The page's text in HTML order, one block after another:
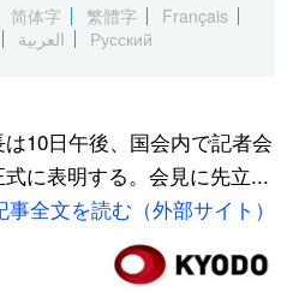
Русский
简体字 繁體字
Français
العربية Русский
10日午後、国会内で記者会
に表明する。会見に先立...
事全文を読む（外部サイト）